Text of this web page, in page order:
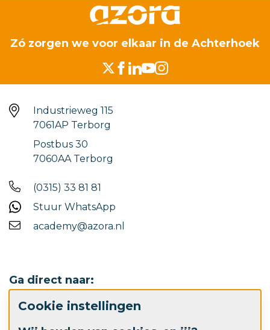
Cookie instellingen
Zó zorgen we voor elkaar in de Achterhoek
Industrieweg 115
7061AP Terborg
Postbus 30
7060AA Terborg
(0315) 33 81 81
Stuur WhatsApp
academy@azora.nl
Ga direct naar:
Werken bij Azora